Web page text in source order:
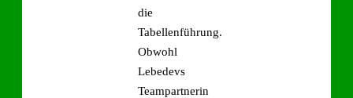
die
Tabellenführung.
Obwohl
Lebedevs
Teampartnerin